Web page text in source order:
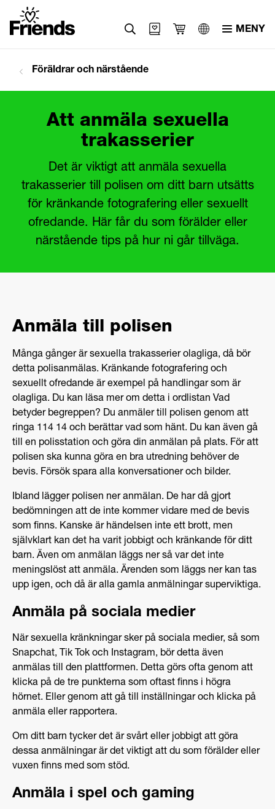
العربية
MENY
Föräldrar och närstående
Att anmäla sexuella
trakasserier
Det är viktigt att anmäla sexuella
trakasserier till polisen om ditt barn utsätts
för kränkande fotografering eller sexuellt
ofredande. Här får du som förälder eller
närstående tips på hur ni går tillväga.
Anmäla till polisen
Många gånger är sexuella trakasserier olagliga, då bör
detta polisanmälas. Kränkande fotografering och
sexuellt ofredande är exempel på handlingar som är
olagliga. Du kan läsa mer om detta i ordlistan Vad
betyder begreppen? Du anmäler till polisen genom att
ringa 114 14 och berättar vad som hänt. Du kan även gå
till en polisstation och göra din anmälan på plats. För att
polisen ska kunna göra en bra utredning behöver de
bevis. Försök spara alla konversationer och bilder.
Ibland lägger polisen ner anmälan. De har då gjort
bedömningen att de inte kommer vidare med de bevis
som finns. Kanske är händelsen inte ett brott, men
självklart kan det ha varit jobbigt och kränkande för ditt
barn. Även om anmälan läggs ner så var det inte
meningslöst att anmäla. Ärenden som läggs ner kan tas
upp igen, och då är alla gamla anmälningar superviktiga.
Anmäla på sociala medier
När sexuella kränkningar sker på sociala medier, så som
Snapchat, Tik Tok och Instagram, bör detta även
anmälas till den plattformen. Detta görs ofta genom att
klicka på de tre punkterna som oftast finns i högra
hörnet. Eller genom att gå till inställningar och klicka på
anmäla eller rapportera.
Om ditt barn tycker det är svårt eller jobbigt att göra
dessa anmälningar är det viktigt att du som förälder eller
vuxen finns med som stöd.
Anmäla i spel och gaming